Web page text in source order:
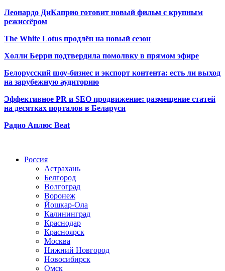
Леонардо ДиКаприо готовит новый фильм с крупным
режиссёром
The White Lotus продлён на новый сезон
Холли Берри подтвердила помолвку в прямом эфире
Белорусский шоу-бизнес и экспорт контента: есть ли выход
на зарубежную аудиторию
Эффективное PR и SEO продвижение: размещение статей
на десятках порталов в Беларуси
Радио Аплюс Beat
Россия
Астрахань
Белгород
Волгоград
Воронеж
Йошкар-Ола
Калининград
Краснодар
Красноярск
Москва
Нижний Новгород
Новосибирск
Омск